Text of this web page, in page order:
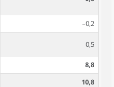
–0,2
0,5
8,8
10,8